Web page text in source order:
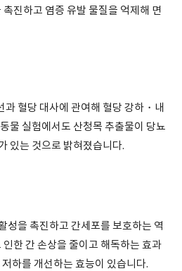
진하고 염증 유발 물질을 억제해 면
과 혈당 대사에 관여해 혈당 강하・내
물 실험에서도 산청목 추출물이 당뇨
있는 것으로 밝혀졌습니다.
성을 촉진하고 간세포를 보호하는 역
한 간 손상을 줄이고 해독하는 효과
하를 개선하는 효능이 있습니다.